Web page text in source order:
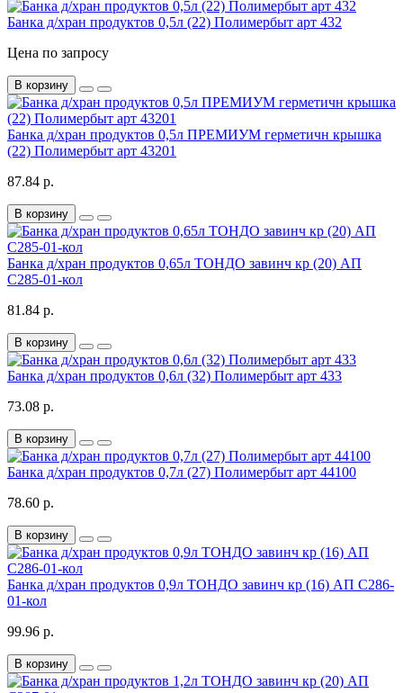
Банка д/хран продуктов 0,5л (22) Полимербыт арт 432
Цена по запросу
В корзину
Банка д/хран продуктов 0,5л ПРЕМИУМ герметичн крышка
(22) Полимербыт арт 43201
87.84 р.
В корзину
Банка д/хран продуктов 0,65л ТОНДО завинч кр (20) АП
С285-01-кол
81.84 р.
В корзину
Банка д/хран продуктов 0,6л (32) Полимербыт арт 433
73.08 р.
В корзину
Банка д/хран продуктов 0,7л (27) Полимербыт арт 44100
78.60 р.
В корзину
Банка д/хран продуктов 0,9л ТОНДО завинч кр (16) АП С286-
01-кол
99.96 р.
В корзину